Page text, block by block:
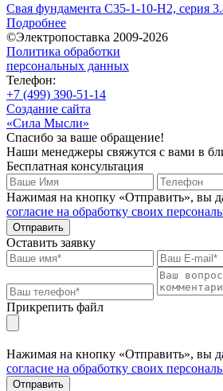
Свая фундамента С35-1-10-Н2, серия
Подробнее
©Электропоставка 2009-2026
Политика обработки
персональных данных
Телефон:
+7 (499) 390-51-14
Создание сайта
«Сила Мысли»
Спасибо за ваше обращение!
Наши менеджеры свяжутся с вами в
Бесплатная консультация
Нажимая на кнопку «Отправить», вы
согласие на обработку своих
Отправить
Оставить заявку
Прикрепить файл
Нажимая на кнопку «Отправить», вы
согласие на обработку своих
Отправить